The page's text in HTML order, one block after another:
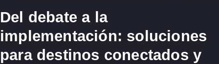
Del debate a la
implementación: soluciones
para destinos conectados y